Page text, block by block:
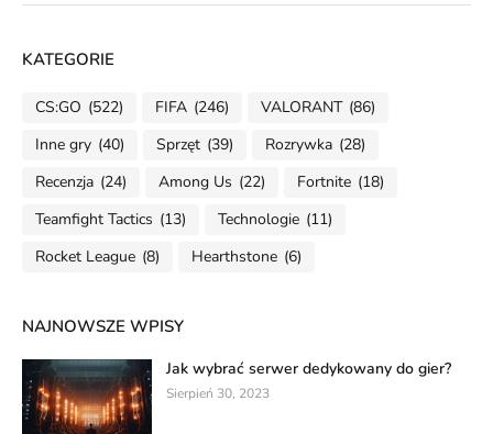
KATEGORIE
CS:GO (522) FIFA (246) VALORANT (86)
Inne gry (40) Sprzęt (39) Rozrywka (28)
Recenzja (24) Among Us (22) Fortnite (18)
Teamfight Tactics (13) Technologie (11)
Rocket League (8) Hearthstone (6)
NAJNOWSZE WPISY
Jak wybrać serwer dedykowany do gier?
Sierpień 30, 2023